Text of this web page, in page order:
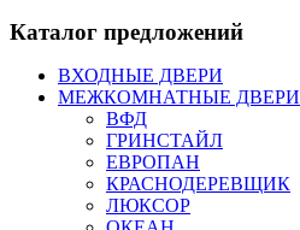
Каталог предложений
ВХОДНЫЕ ДВЕРИ
МЕЖКОМНАТНЫЕ ДВЕРИ
ВФД
ГРИНСТАЙЛ
ЕВРОПАН
КРАСНОДЕРЕВЩИК
ЛЮКСОР